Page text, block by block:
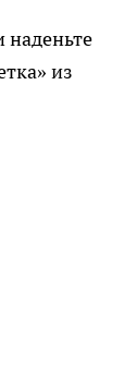
наденьте
из